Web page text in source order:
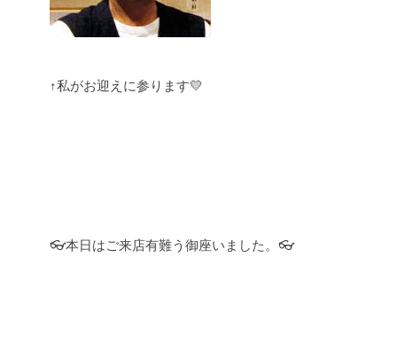
↑私がお迎えに参ります💛
👓本日はご来店有難う御座いました。👓